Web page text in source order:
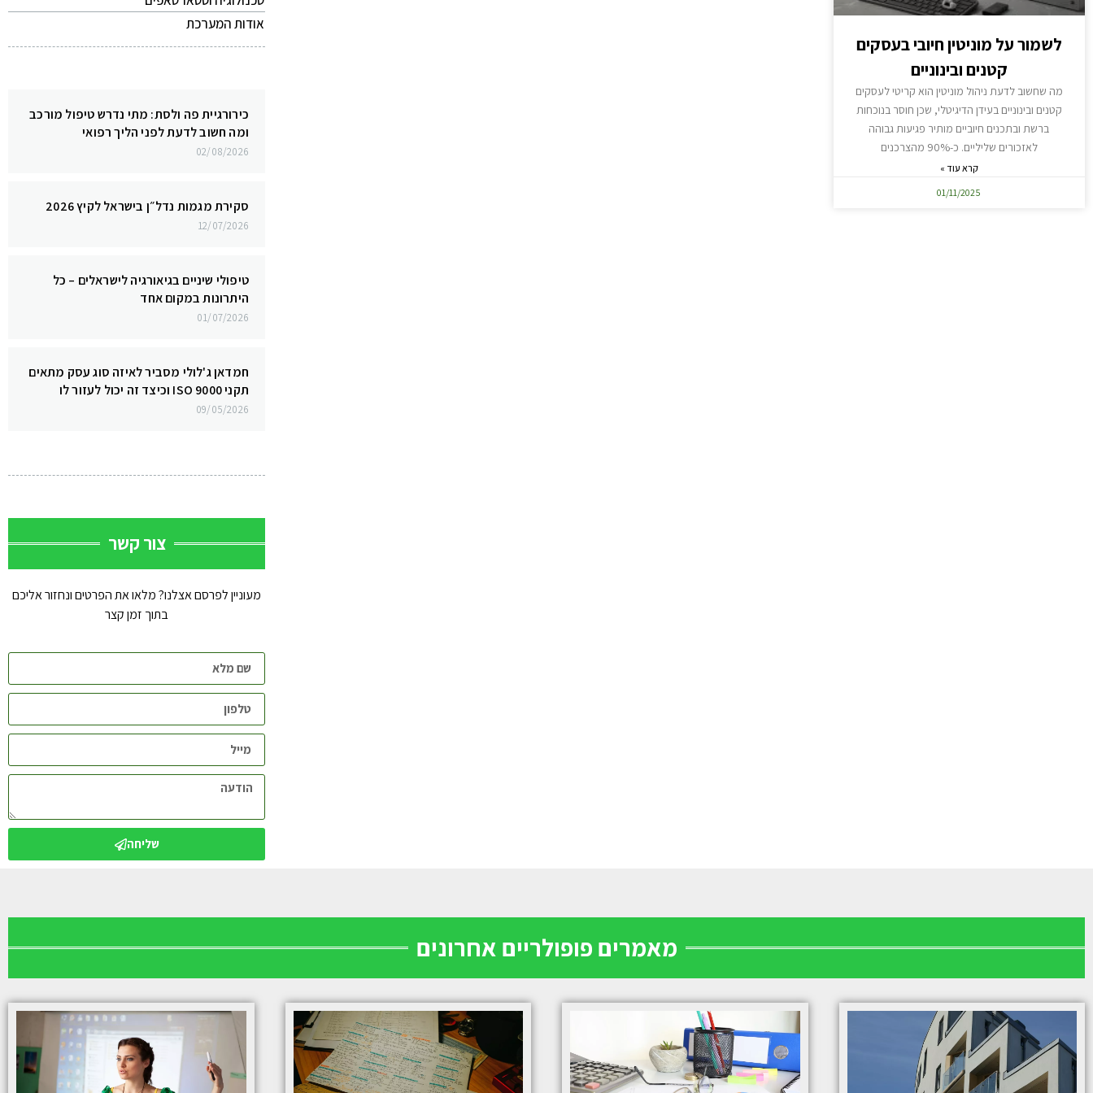
לשמור על מוניטין חיובי בעסקים
קטנים ובינוניים
מה שחשוב לדעת ניהול מוניטין הוא קריטי לעסקים
קטנים ובינוניים בעידן הדיגיטלי, שכן חוסר בנוכחות
ברשת ובתכנים חיוביים מותיר פגיעות גבוהה
לאזכורים שליליים. כ-90% מהצרכנים
קרא עוד »
01/11/2025
אודות המערכת
כירורגיית פה ולסת: מתי נדרש טיפול מורכב
ומה חשוב לדעת לפני הליך רפואי
02/08/2026
סקירת מגמות נדל״ן בישראל לקיץ 2026
12/07/2026
טיפולי שיניים בגיאורגיה לישראלים – כל
היתרונות במקום אחד
01/07/2026
חמדאן ג'לולי מסביר לאיזה סוג עסק מתאים
תקני ISO 9000 וכיצד זה יכול לעזור לו
09/05/2026
צור קשר
מעוניין לפרסם אצלנו? מלאו את הפרטים ונחזור אליכם
בתוך זמן קצר
שליחה
מאמרים פופולריים אחרונים